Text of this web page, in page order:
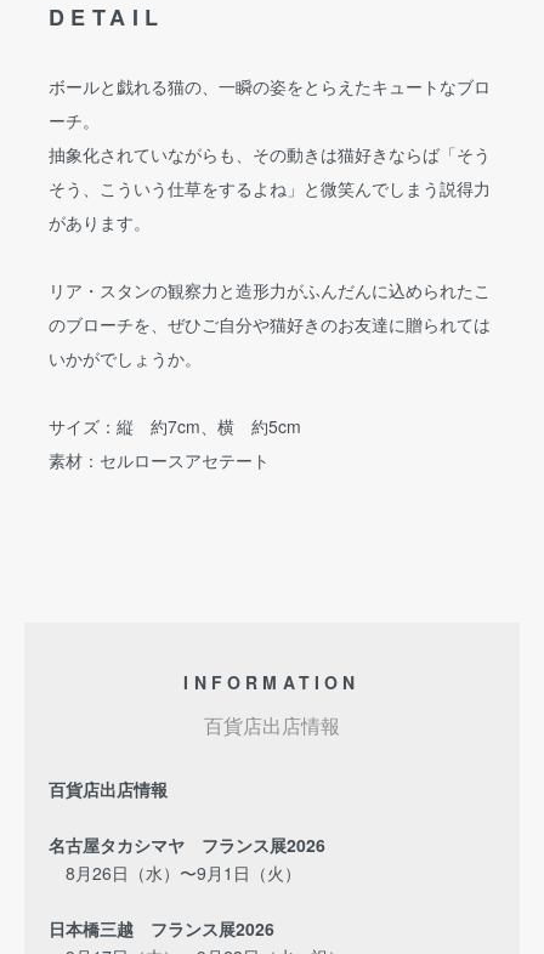
DETAIL
ボールと戯れる猫の、一瞬の姿をとらえたキュートなブロ
ーチ。
抽象化されていながらも、その動きは猫好きならば「そう
そう、こういう仕草をするよね」と微笑んでしまう説得力
があります。
リア・スタンの観察力と造形力がふんだんに込められたこ
のブローチを、ぜひご自分や猫好きのお友達に贈られては
いかがでしょうか。
サイズ：縦 約7cm、横 約5cm
素材：セルロースアセテート
INFORMATION
百貨店出店情報
百貨店出店情報
名古屋タカシマヤ フランス展2026
8月26日（水）〜9月1日（火）
日本橋三越 フランス展2026